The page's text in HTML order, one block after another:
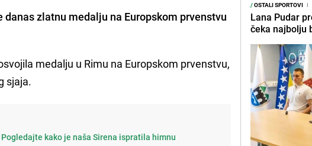
zlatnu medalju na Europskom prvenstvu
medalju u Rimu na Europskom prvenstvu,
sjaja.
kako je naša Sirena ispratila himnu
/OSTALI SPORTOVI I
Lana Pudar
čeka najbolju